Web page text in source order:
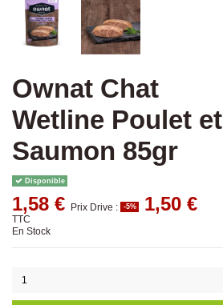
Ownat Chat
Wetline Poulet et
Saumon 85gr
Disponible
1,58 € Prix Drive : -5% 1,50 €
TTC
En Stock